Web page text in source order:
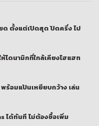
ด ตั้งแต่เปิดสุด ปิดครึ่ง ไป
ห้ไดนามิกที่ใกล้เคียงไฮแฮท
พร้อมแป้นเหยียบกว้าง เล่น
ได้ทันที ไม่ต้องซื้อเพิ่ม